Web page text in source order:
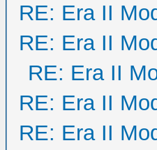
RE: Era II
RE: Era II
RE: Era II
RE: Era II
RE: Era II